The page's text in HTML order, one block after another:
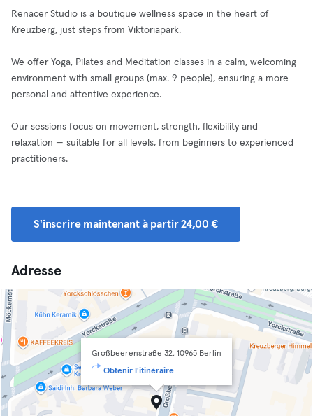
Renacer Studio is a boutique wellness space in the heart of
Kreuzberg, just steps from Viktoriapark.
We offer Yoga, Pilates and Meditation classes in a calm, welcoming
environment with small groups (max. 9 people), ensuring a more
personal and attentive experience.
Our sessions focus on movement, strength, flexibility and
relaxation — suitable for all levels, from beginners to experienced
practitioners.
S'inscrire maintenant à partir 24,00 €
Adresse
Großbeerenstraße 32, 10965 Berlin
Obtenir l'itinéraire